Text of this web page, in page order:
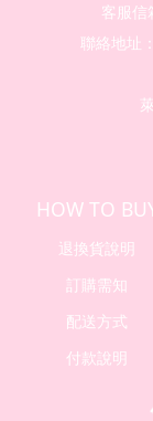
客服
聯絡地址
HOW TO
退換貨說明
訂購需知
配送方式
付款說明